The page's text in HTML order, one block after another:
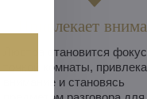
Привлекает
Люстра становится
точкой комнаты,
внимание и становясь